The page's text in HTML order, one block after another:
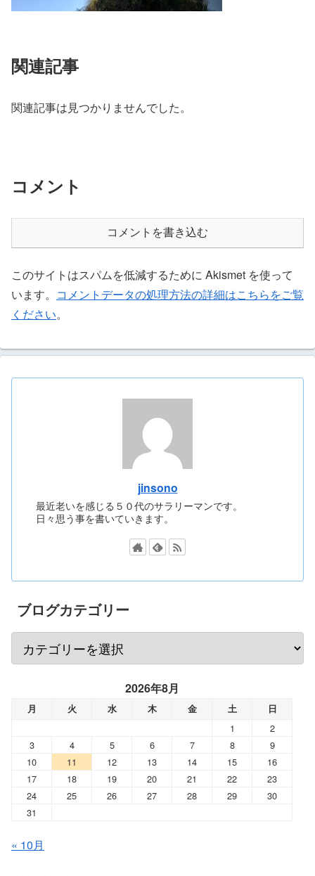
関連記事
関連記事は見つかりませんでした。
コメント
コメントを書き込む
このサイトはスパムを低減するために Akismet を使って
います。 コメントデータの処理方法の詳細はこちらをご覧
ください。
jinsono
最近老いを感じる５０代のサラリーマンです。
日々思う事を書いていきます。
ブログカテゴリー
2026年8月
月 火 水 木 金 土 日
1
2
3
4 5 6 7 8
9
10
11 12 13 14 15
16
17
18 19 20 21 22
23
24
25 26 27 28 29
30
31
« 10月